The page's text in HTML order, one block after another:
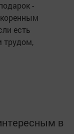
-
есть
трудом,
в